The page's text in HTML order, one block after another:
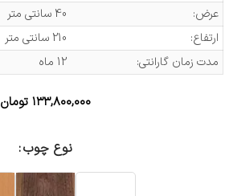
عرض:
40 سانتی متر
ارتفاع:
210 سانتی متر
مدت زمان گارانتی:
12 ماه
۱۳۳,۸۰۰,۰۰۰ تومان
نوع چوب